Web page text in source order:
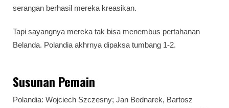
serangan berhasil mereka kreasikan.
Tapi sayangnya mereka tak bisa menembus pertahanan
Belanda. Polandia akhrnya dipaksa tumbang 1-2.
Susunan Pemain
Polandia: Wojciech Szczesny; Jan Bednarek, Bartosz